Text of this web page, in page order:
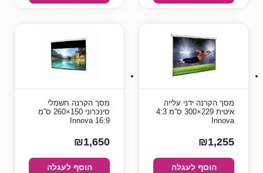
מסך הקרנה ידני עלייה
איטית 229×300 ס”מ 4:3
Innova
₪1,255
הוסף לעגלה
מסך הקרנה חשמלי
סינכרוני 150×260 ס”מ
16:9 Innova
₪1,650
הוסף לעגלה